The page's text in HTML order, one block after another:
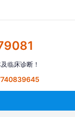
临床诊断！